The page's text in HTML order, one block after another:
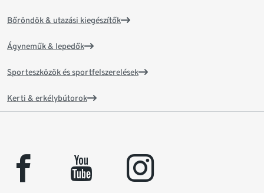
Bőröndök & utazási kiegészítők
Ágyneműk & lepedők
Sporteszközök és sportfelszerelések
Kerti & erkélybútorok
facebook youtube instagram